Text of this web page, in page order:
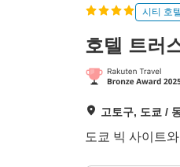
시티 호
호텔 트러
고토구, 도쿄 /
도쿄 빅 사이트